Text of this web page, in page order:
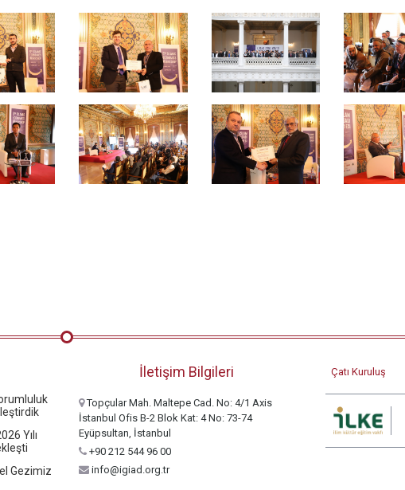
Yılı
Gezimiz
İletişim Bilgileri
Topçular Mah. Maltepe Cad. No: 4/1 Axis
İstanbul Ofis B-2 Blok Kat: 4 No: 73-74
Eyüpsultan, İstanbul
+90 212 544 96 00
info@igiad.org.tr
Çatı Kuruluş